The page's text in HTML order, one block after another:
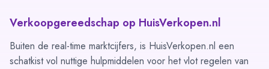
Verkoopgereedschap op HuisVerkopen.nl
Buiten de real-time marktcijfers, is HuisVerkopen.nl een
schatkist vol nuttige hulpmiddelen voor het vlot regelen van